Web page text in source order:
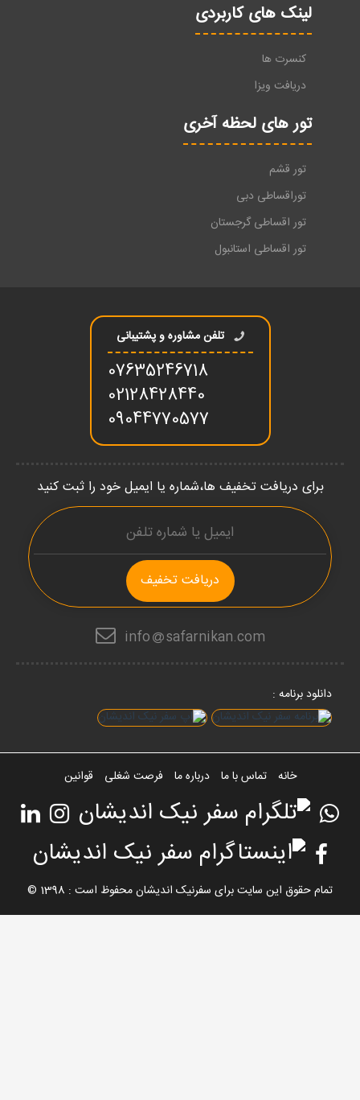
لینک های کاربردی
کنسرت ها
دریافت ویزا
تور های لحظه آخری
تور قشم
توراقساطی دبی
تور اقساطی گرجستان
تور اقساطی استانبول
تلفن مشاوره و پشتیبانی
07635246718
02128428440
09044770577
برای دریافت تخفیف ها،شماره یا ایمیل خود را ثبت کنید
دریافت تخفیف
info safarnikan.com
دانلود برنامه :
خانه تماس با ما درباره ما فرصت شغلی قوانین
تمام حقوق این سایت برای سفرنیک اندیشان محفوظ است : 1398 ©